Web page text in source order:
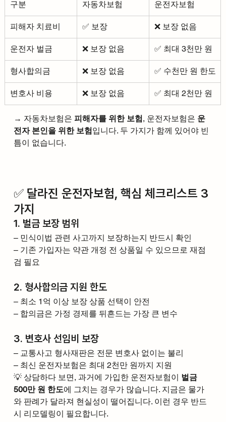
구분 자동차보험 운전자보험
피해자 치료비 ✅ 보장 ❌ 보장 없음
운전자 벌금 ❌ 보장 없음 ✅ 최대 3천만 원
형사합의금 ❌ 보장 없음 ✅ 수천만 원 한도
변호사 비용 ❌ 보장 없음 ✅ 최대 2천만 원
→ 자동차보험은 피해자를 위한 보험 , 운전자보험은 운
전자 본인을 위한 보험 입니다. 두 가지가 함께 있어야 빈
틈이 없습니다.
✅ 달라진 운전자보험, 핵심 체크리스트 3
가지
1. 벌금 보장 범위
– 민식이법 관련 사고까지 보장하는지 반드시 확인
– 기존 가입자는 약관 개정 전 상품일 수 있으므로 재점
검 필요
2. 형사합의금 지원 한도
– 최소 1억 이상 보장 상품 선택이 안전
– 합의금은 가정 경제를 뒤흔드는 가장 큰 변수
3. 변호사 선임비 보장
– 교통사고 형사재판은 전문 변호사 없이는 불리
– 최신 운전자보험은 최대 2천만 원까지 지원
💡 상담하다 보면, 과거에 가입한 운전자보험이 벌금
500만 원 한도에 그치는 경우가 많습니다. 지금은 물가
와 판례가 달라져 현실성이 떨어집니다. 이런 경우 반드
시 리모델링이 필요합니다.